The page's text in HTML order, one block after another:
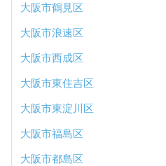
大阪市鶴見区
大阪市浪速区
大阪市西成区
大阪市東住吉区
大阪市東淀川区
大阪市福島区
大阪市都島区